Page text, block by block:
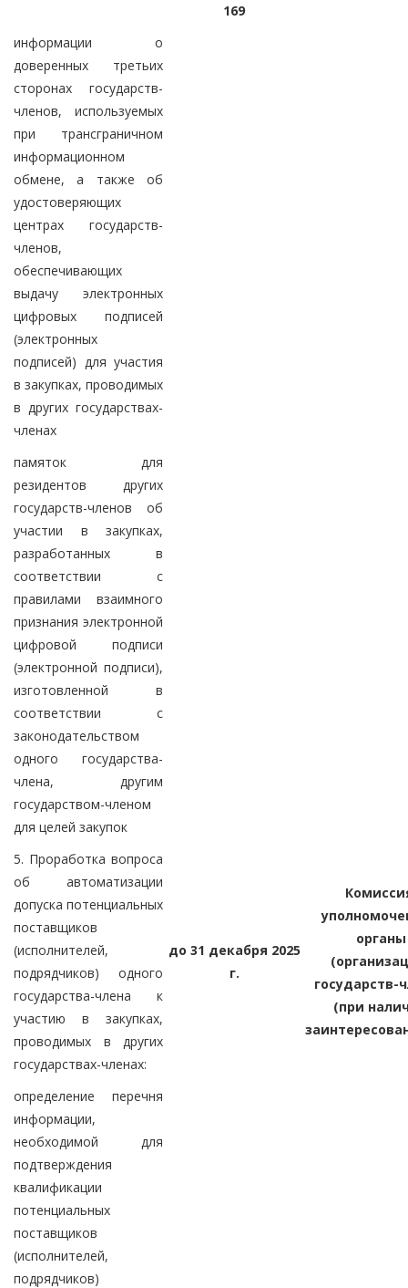
169
информации о
доверенных третьих
сторонах государств-
членов, используемых
при трансграничном
информационном
обмене, а также об
удостоверяющих
центрах государств-
членов,
обеспечивающих
выдачу электронных
цифровых подписей
(электронных
подписей) для участия
в закупках, проводимых
в других государствах-
членах
памяток для
резидентов других
государств-членов об
участии в закупках,
разработанных в
соответствии с
правилами взаимного
признания электронной
цифровой подписи
(электронной подписи),
изготовленной в
соответствии с
законодательством
одного государства-
члена, другим
государством-членом
для целей закупок
5. Проработка вопроса
об автоматизации
допуска потенциальных
поставщиков
(исполнителей,
подрядчиков) одного
государства-члена к
участию в закупках,
проводимых в других
государствах-членах:
до 31 декабря 2025
г.
органы
государств-
(при
определение перечня
информации,
необходимой для
подтверждения
квалификации
потенциальных
поставщиков
(исполнителей,
подрядчиков)